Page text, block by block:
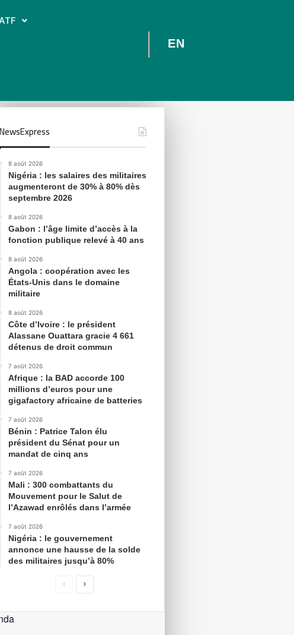
EN
NewsExpress
8 août 2026
Nigéria : les salaires des militaires
augmenteront de 30% à 80% dès
septembre 2026
8 août 2026
Gabon : l’âge limite d’accès à la
fonction publique relevé à 40 ans
8 août 2026
Angola : coopération avec les
États-Unis dans le domaine
militaire
8 août 2026
Côte d’Ivoire : le président
Alassane Ouattara gracie 4 661
détenus de droit commun
7 août 2026
Afrique : la BAD accorde 100
millions d’euros pour une
gigafactory africaine de batteries
7 août 2026
Bénin : Patrice Talon élu
président du Sénat pour un
mandat de cinq ans
7 août 2026
Mali : 300 combattants du
Mouvement pour le Salut de
l’Azawad enrôlés dans l’armée
7 août 2026
Nigéria : le gouvernement
annonce une hausse de la solde
des militaires jusqu’à 80%